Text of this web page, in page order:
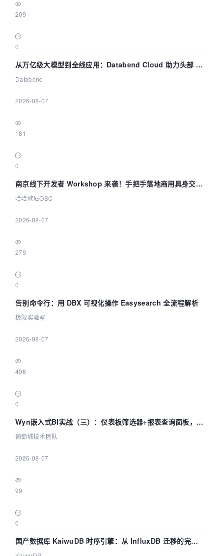
209
0
从万亿级大模型到全线应用：Databend Cloud 助力头部 AI
企业构建全链路 Trace 数据管道
Databend
2026-08-07
181
0
南京线下开发者 Workshop 来袭！手把手落地商用具身交互
智能 Agent 应用
哈哈欧尼OSC
2026-08-07
279
0
告别命令行：用 DBX 可视化操作 Easysearch 全流程解析
极限实验室
2026-08-07
408
0
Wyn嵌入式BI实战（三）：仪表板筛选器+报表查询面板，参
数联动全闭环
葡萄城技术团队
2026-08-07
99
0
国产数据库 KaiwuDB 时序引擎：从 InfluxDB 迁移的完整